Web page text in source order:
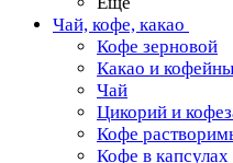
Чай, кофе, какао
Кофе зерновой
Какао и
Чай
Цикорий и
Кофе
Кофе в капсулах